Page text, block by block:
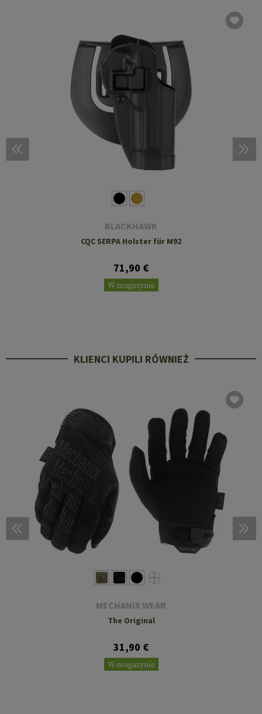
BLACKHAWK
CQC SERPA Holster für M92
71,90 €
W magazynie
KLIENCI KUPILI RÓWNIEŻ
MECHANIX WEAR
The Original
31,90 €
W magazynie